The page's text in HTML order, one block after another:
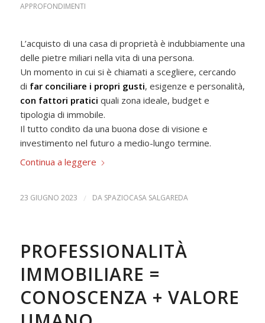
APPROFONDIMENTI
L’acquisto di una casa di proprietà è indubbiamente una
delle pietre miliari nella vita di una persona.
Un momento in cui si è chiamati a scegliere, cercando
di far conciliare i propri gusti, esigenze e personalità,
con fattori pratici quali zona ideale, budget e
tipologia di immobile.
Il tutto condito da una buona dose di visione e
investimento nel futuro a medio-lungo termine.
Continua a leggere
23 GIUGNO 2023 / DA SPAZIOCASA SALGAREDA
PROFESSIONALITÀ
IMMOBILIARE =
CONOSCENZA + VALORE